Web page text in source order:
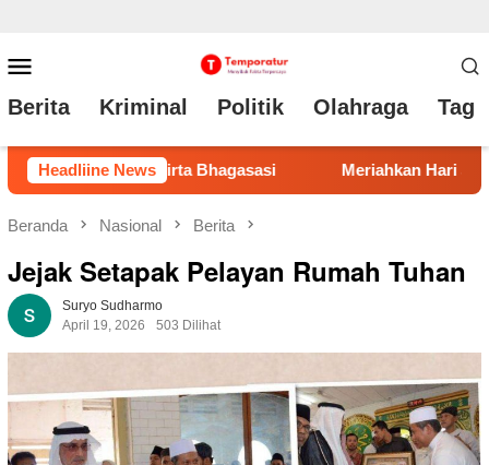
ke
konten
Mobile
Berita Kriminal Politik Olahraga Tag
Headliine NewsMeriahkan Hari Jadi ke-76 dan HUT ke-81 RI, 28
Beranda Nasional Berita
Jejak Setapak Pelayan Rumah Tuhan
Suryo Sudharmo
April 19, 2026
503 Dilihat